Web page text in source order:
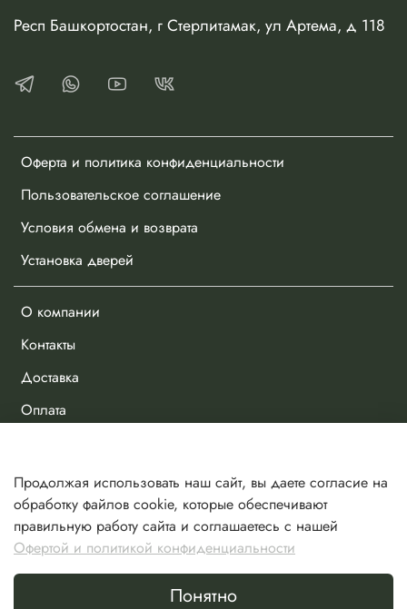
Оферта и политика конфиденциальности
Пользовательское соглашение
Условия обмена и возврата
Установка дверей
О компании
Контакты
Доставка
Оплата
Избранное
Сравнение
Корзина
Респ Башкортостан, г Стерлитамак, ул Артема, д 118
Продолжая использовать наш сайт, вы даете согласие на
обработку файлов cookie, которые обеспечивают
правильную работу сайта и соглашаетесь с нашей
Офертой и политикой конфиденциальности
Понятно